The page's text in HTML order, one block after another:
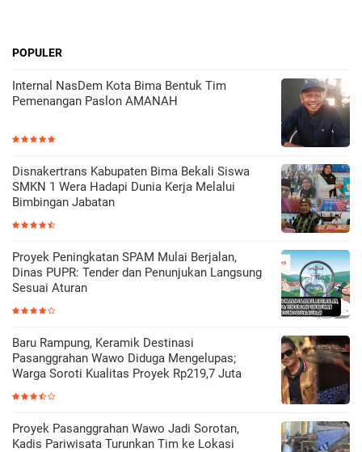
POPULER
Internal NasDem Kota Bima Bentuk Tim
Pemenangan Paslon AMANAH
Disnakertrans Kabupaten Bima Bekali Siswa
SMKN 1 Wera Hadapi Dunia Kerja Melalui
Bimbingan Jabatan
Proyek Peningkatan SPAM Mulai Berjalan,
Dinas PUPR: Tender dan Penunjukan Langsung
Sesuai Aturan
Baru Rampung, Keramik Destinasi
Pasanggrahan Wawo Diduga Mengelupas;
Warga Soroti Kualitas Proyek Rp219,7 Juta
Proyek Pasanggrahan Wawo Jadi Sorotan,
Kadis Pariwisata Turunkan Tim ke Lokasi